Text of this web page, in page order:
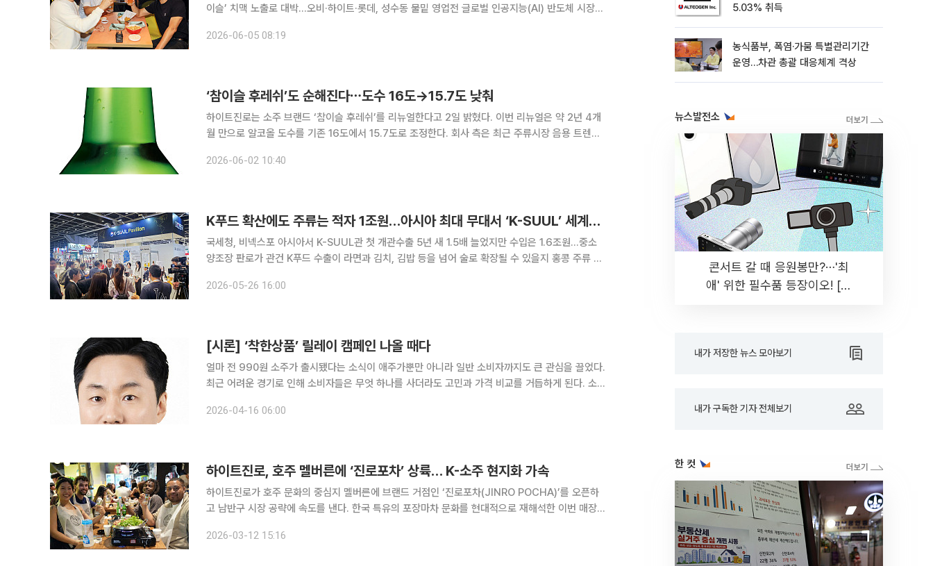
이슬’ 치맥 노출로 대박…오비·하이트·롯데, 성수동 물밑 영업전 글로벌 인공지능(AI) 반도체 시장을
준비로 분주하다. 5일 입국하는 젠슨 황 CEO가 국내
2026-06-05 08:19
‘참이슬 후레쉬’도 순해진다⋯도수 16도→15.7도 낮춰
하이트진로는 소주 브랜드 ‘참이슬 후레쉬’를 리뉴얼한다고 2일 밝혔다. 이번 리뉴얼은 약 2년 4개
월 만으로 알코올 도수를 기존 16도에서 15.7도로 조정한다. 회사 측은 최근 주류시장 음용 트렌드
월까지 약 413억병(360mL 기준)이 판매됐고, 이는
2026-06-02 10:40
K푸드 확산에도 주류는 적자 1조원…아시아 최대 무대서 ‘K-SUUL’ 세계화 승부
국세청, 비넥스포 아시아서 K-SUUL관 첫 개관수출 5년 새 1.5배 늘었지만 수입은 1.6조원…중소
양조장 판로가 관건 K푸드 수출이 라면과 김치, 김밥 등을 넘어 술로 확장될 수 있을지 홍콩 주류 박
늘고 있지만 수입액은 여전히 수출의 3배를 웃돌고, 무
2026-05-26 16:00
[시론] ‘착한상품’ 릴레이 캠페인 나올 때다
얼마 전 990원 소주가 출시됐다는 소식이 애주가뿐만 아니라 일반 소비자까지도 큰 관심을 끌었다.
최근 어려운 경기로 인해 소비자들은 무엇 하나를 사더라도 고민과 가격 비교를 거듭하게 된다. 소
을 기반으로 한 소주 기업인 선양소주가 990만 병 한정 수량으
2026-04-16 06:00
하이트진로, 호주 멜버른에 ‘진로포차’ 상륙… K-소주 현지화 가속
하이트진로가 호주 문화의 중심지 멜버른에 브랜드 거점인 ‘진로포차(JINRO POCHA)’를 오픈하
고 남반구 시장 공략에 속도를 낸다. 한국 특유의 포장마차 문화를 현대적으로 재해석한 이번 매장
이트진로에 따르면 회사는 글로벌 식음료 트렌드에 민감한 멜버
2026-03-12 15:16
5.03% 취득
농식품부, 폭염·가뭄 특별관리기간
운영…차관 총괄 대응체계 격상
뉴스발전소
콘서트 갈 때 응원봉만?⋯'최
애' 위한 필수품 등장이오! [솔
내가 저장한 뉴스 모아보기
내가 구독한 기자 전체보기
한 컷